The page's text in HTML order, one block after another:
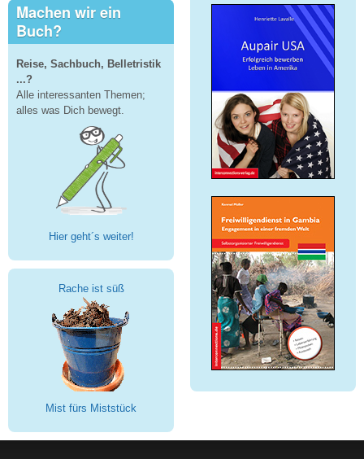
Machen wir ein
Buch?
Reise, Sachbuch, Belletristik
...?
Alle interessanten Themen;
alles was Dich bewegt.
Hier geht´s weiter!
Rache ist süß
Mist fürs Miststück